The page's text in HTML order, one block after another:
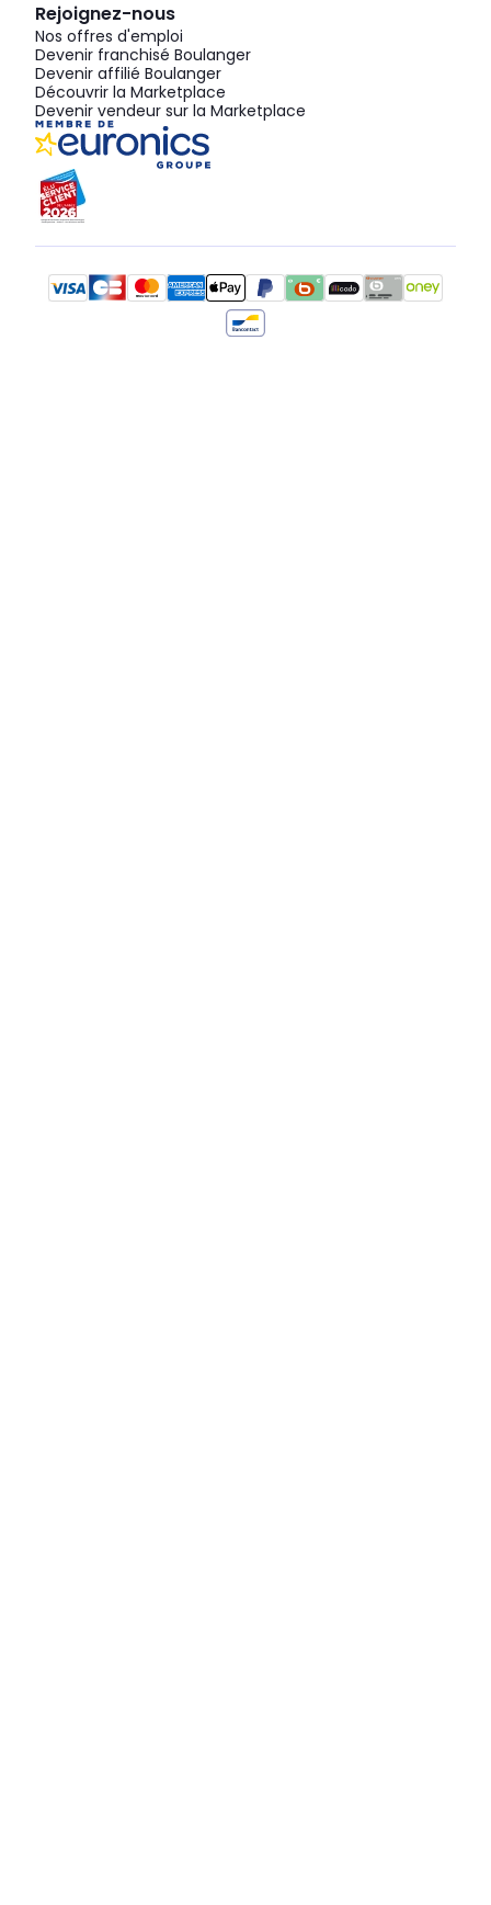
Rejoignez-nous
Nos offres d'emploi
Devenir franchisé Boulanger
Devenir affilié Boulanger
Découvrir la Marketplace
Devenir vendeur sur la Marketplace